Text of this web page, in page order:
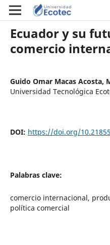
Ecuador y su
comercio
Guido Omar Macas Acosta,
Universidad Tecnológica
DOI: https://doi.org/
Palabras clave:
comercio internacional,
política comercial